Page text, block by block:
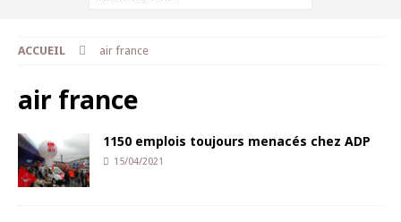
ACCUEIL air france
air france
1150 emplois toujours menacés chez ADP
15/04/2021